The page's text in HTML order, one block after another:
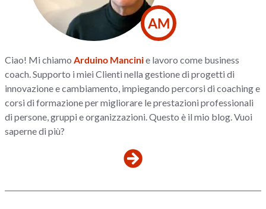
AM
Ciao! Mi chiamoArduino Mancinie lavoro come business
coach. Supporto i miei Clienti nella gestione di progetti di
innovazione e cambiamento, impiegando percorsi di coaching e
corsi di formazione per migliorare le prestazioni professionali
di persone, gruppi e organizzazioni. Questo è il mio blog. Vuoi
saperne di più?